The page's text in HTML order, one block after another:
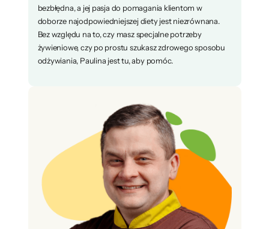
bezbłędna, a jej pasja do pomagania klientom w
doborze najodpowiedniejszej diety jest niezrównana.
Bez względu na to, czy masz specjalne potrzeby
żywieniowe, czy po prostu szukasz zdrowego sposobu
odżywiania, Paulina jest tu, aby pomóc.